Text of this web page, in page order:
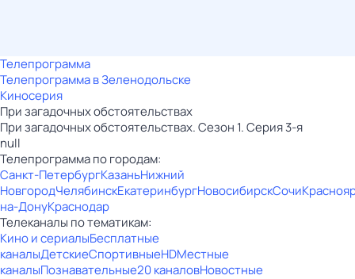
Телепрограмма
Телепрограмма в Зеленодольске
Киносерия
При загадочных обстоятельствах
При загадочных обстоятельствах. Сезон 1. Серия 3-я
null
Телепрограмма по городам:
Санкт-ПетербургКазаньНижний
НовгородЧелябинскЕкатеринбургНовосибирскСочи
на-ДонуКраснодар
Телеканалы по тематикам:
Кино и сериалыБесплатные
каналыДетскиеСпортивныеHDМестные
каналыПознавательные20 каналовНовостные